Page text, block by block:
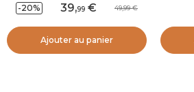
-20% 39,99 49,99
Ajouter au panier